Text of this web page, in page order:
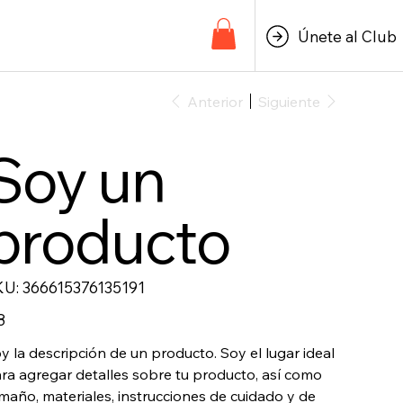
Únete al Club
Anterior Siguiente
un
SKU
366615376135191
366615376135191
la descripción de un producto. Soy el lugar ideal
agregar detalles sobre tu producto, así como
materiales, instrucciones de cuidado y de